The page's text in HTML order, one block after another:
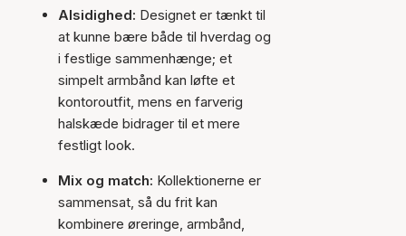
Alsidighed: Designet er tænkt til
at kunne bære både til hverdag og
i festlige sammenhænge; et
simpelt armbånd kan løfte et
kontoroutfit, mens en farverig
halskæde bidrager til et mere
festligt look.
Mix og match: Kollektionerne er
sammensat, så du frit kan
kombinere øreringe, armbånd,